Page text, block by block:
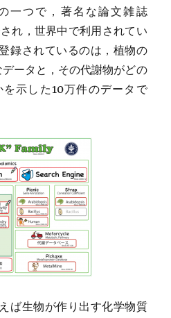
一つで，著名な論文雑誌
れ，世界中で利用されてい
録されているのは，植物の
ータと，その代謝物がどの
示した10万件のデータで
ば生物が作り出す化学物質